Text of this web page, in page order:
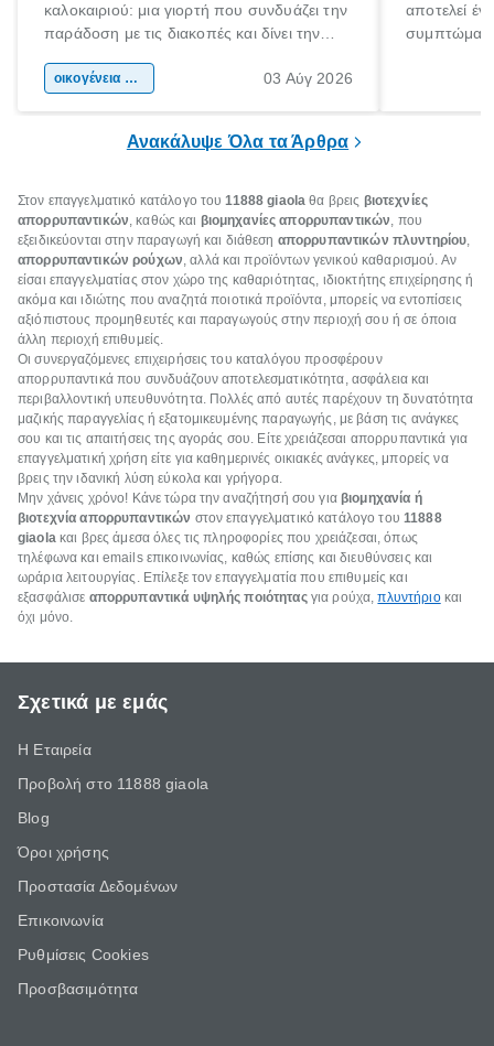
καλοκαιριού: μια γιορτή που συνδυάζει την
παράδοση με τις διακοπές και δίνει την
χώρας. Είτε πρόκειται για λίγες μέρες
οικογένεια & παιδί 03 Αύγ 2026
αποτελεί
Ανακάλυψε Όλα τα Άρθρα
Στον επαγγελματικό κατάλογο του11888 giaola θα βρεις βιοτεχνίες
απορρυπαντικών, καθώς και βιομηχανίες απορρυπαντικών, που
εξειδικεύονται στην παραγωγή και διάθεση απορρυπαντικών πλυντηρίου,
απορρυπαντικών ρούχων, αλλά και προϊόντων γενικού καθαρισμού. Αν
είσαι επαγγελματίας στον χώρο της καθαριότητας, ιδιοκτήτης επιχείρησης ή
ακόμα και ιδιώτης που αναζητά ποιοτικά προϊόντα, μπορείς να εντοπίσεις
αξιόπιστους προμηθευτές και παραγωγούς στην περιοχή σου ή σε όποια
άλλη περιοχή επιθυμείς.
Οι συνεργαζόμενες επιχειρήσεις του καταλόγου προσφέρουν
απορρυπαντικά που συνδυάζουν αποτελεσματικότητα, ασφάλεια και
περιβαλλοντική υπευθυνότητα. Πολλές από αυτές παρέχουν τη δυνατότητα
μαζικής παραγγελίας ή εξατομικευμένης παραγωγής, με βάση τις ανάγκες
σου και τις απαιτήσεις της αγοράς σου. Είτε χρειάζεσαι απορρυπαντικά για
επαγγελματική χρήση είτε για καθημερινές οικιακές ανάγκες, μπορείς να
βρεις την ιδανική λύση εύκολα και γρήγορα.
Μην χάνεις χρόνο! Κάνε τώρα την αναζήτησή σου για βιομηχανία ή
βιοτεχνία απορρυπαντικών στον επαγγελματικό κατάλογο του 11888
giaolaκαι βρες άμεσα όλες τις πληροφορίες που χρειάζεσαι, όπως
τηλέφωνα και emails επικοινωνίας, καθώς επίσης και διευθύνσεις και
ωράρια λειτουργίας. Επίλεξε τον επαγγελματία που επιθυμείς και
εξασφάλισε απορρυπαντικά υψηλής ποιότηταςγια ρούχα,πλυντήριοκαι
όχι μόνο.
Σχετικά με εμάς
Η Εταιρεία
Προβολή στο 11888 giaola
Blog
Όροι χρήσης
Προστασία Δεδομένων
Επικοινωνία
Ρυθμίσεις Cookies
Προσβασιμότητα